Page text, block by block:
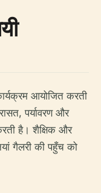
आयोजित करती
पर्यावरण और
है। शैक्षिक और
गैलरी की पहुँच को